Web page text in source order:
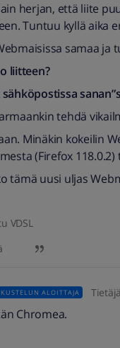
herjan, että liite
Tuntuu kyllä aika
samaa ja
liitteen?
tehdä
Minäkin kokeilin
(Firefox
tämä uusi uljas
VDSL
ALOITTAJA Tietäjä
Chromea.